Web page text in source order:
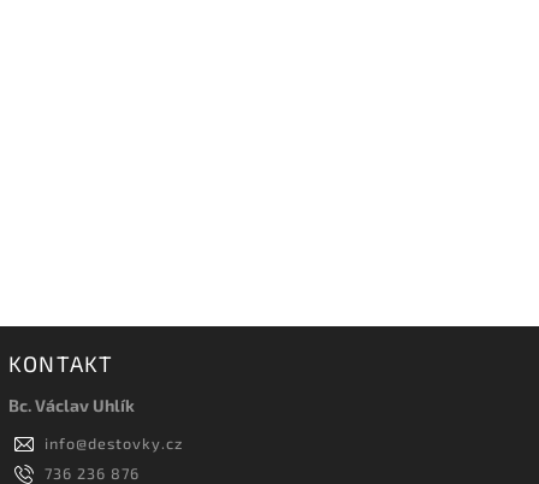
KONTAKT
Bc. Václav Uhlík
info@destovky.cz
736 236 876